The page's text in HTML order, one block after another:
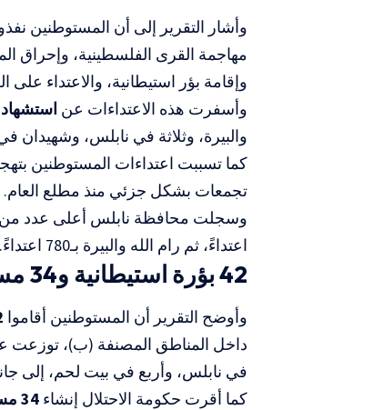
وأشار التقرير إلى أن المستوطنين
مهاجمة القرى الفلسطينية، وإحراق
وإقامة بؤر استيطانية، والاعتداء
وأسفرت هذه الاعتداءات عن استشهاد 17 فلسطينياً
والبيرة، وثلاثة في نابلس،
كما تسببت اعتداءات المستوطنين
تجمعات بشكل جزئي منذ مطلع العام.
وسجلت محافظة نابلس أعلى عدد من
اعتداءً، ثم رام الله والبيرة بـ780 اعتداءً.
42 بؤرة استيطانية و34 مستوطنة جديدة
وأوضح التقرير أن المستوطنين أقاموا 42
في نابلس، وأربع في بيت لحم، إلى
كما أقرت حكومة الاحتلال إنشاء 34 مستوطنة جديدة